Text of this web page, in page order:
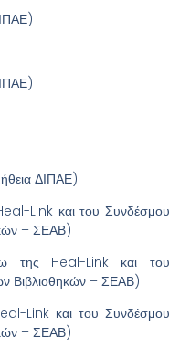
ΔΙΠΑΕ)
Link και του Συνδέσμου
– ΣΕΑΒ)
της Heal-Link και του
Βιβλιοθηκών – ΣΕΑΒ)
Link και του Συνδέσμου
– ΣΕΑΒ)